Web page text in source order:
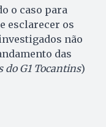
o caso para
esclarecer os
não
das
do G1 Tocantins)